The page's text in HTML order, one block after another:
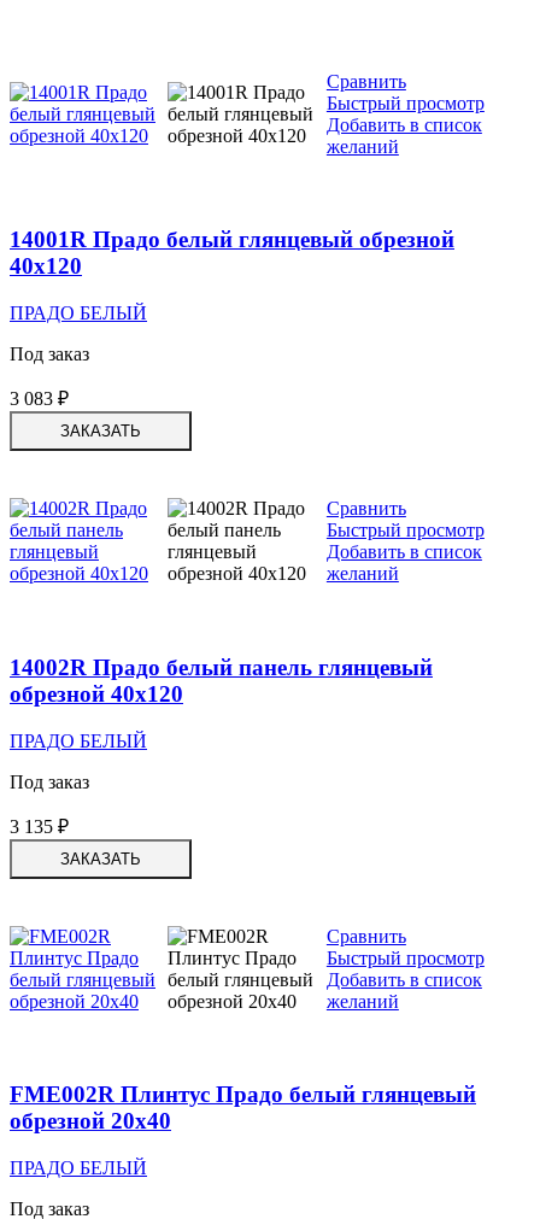
Сравнить
Быстрый просмотр
Добавить в список
желаний
14001R Прадо белый глянцевый обрезной
40х120
ПРАДО БЕЛЫЙ
Под заказ
3 083 ₽
ЗАКАЗАТЬ
Сравнить
Быстрый просмотр
Добавить в список
желаний
14002R Прадо белый панель глянцевый
обрезной 40х120
ПРАДО БЕЛЫЙ
Под заказ
3 135 ₽
ЗАКАЗАТЬ
Сравнить
Быстрый просмотр
Добавить в список
желаний
FME002R Плинтус Прадо белый глянцевый
обрезной 20х40
ПРАДО БЕЛЫЙ
Под заказ